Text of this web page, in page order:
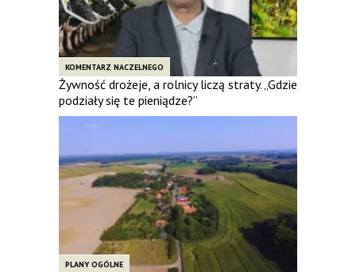
KOMENTARZ NACZELNEGO
Żywność drożeje, a rolnicy liczą straty. „Gdzie
podziały się te pieniądze?”
PLANY OGÓLNE